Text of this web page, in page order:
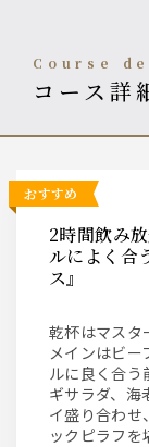
course
コース詳
おすすめ
2時間飲み放題付！お肉の2種盛り合わせとビー
ルによく合
ス』
乾杯はマス
メインはビ
ルに良く合う
ギサラダ、海
イ盛り合わせ
ックピラフを